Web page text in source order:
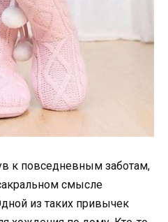
к повседневным заботам,
смысле
из таких привычек